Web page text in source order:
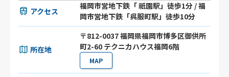
アクセス
福岡市営地下鉄「 祇園駅」徒歩1分 / 福
岡市営地下鉄「呉服町駅」徒歩10分
所在地
〒812-0037 福岡県福岡市博多区御供所
町2-60 テクニカハウス福岡6階
MAP